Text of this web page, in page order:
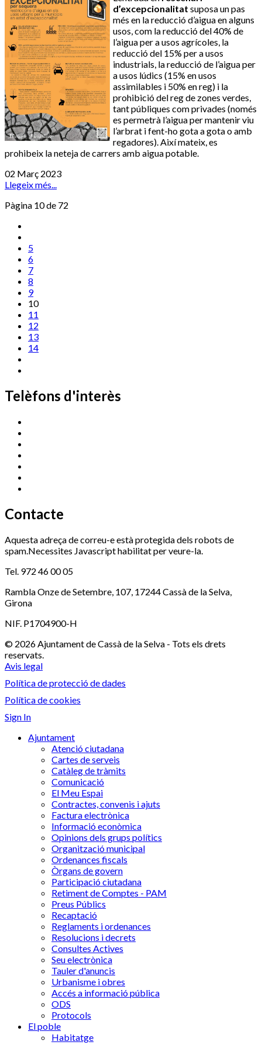
d’excepcionalitat suposa un pas
més en la reducció d’aigua en alguns
usos, com la reducció del 40% de
l’aigua per a usos agrícoles, la
reducció del 15% per a usos
industrials, la reducció de l’aigua per
a usos lúdics (15% en usos
assimilables i 50% en reg) i la
prohibició del reg de zones verdes,
tant públiques com privades (només
es permetrà l’aigua per mantenir viu
l’arbrat i fent-ho gota a gota o amb
regadores). Així mateix, es
prohibeix la neteja de carrers amb aigua potable.
02 Març 2023
Llegeix més...
Pàgina 10 de 72
5
6
7
8
9
10
11
12
13
14
Telèfons d'interès
Contacte
Aquesta adreça de correu-e està protegida dels robots de
spam.Necessites Javascript habilitat per veure-la.
Tel. 972 46 00 05
Rambla Onze de Setembre, 107, 17244 Cassà de la Selva,
Girona
NIF. P1704900-H
© 2026 Ajuntament de Cassà de la Selva - Tots els drets
reservats.
Avis legal
Política de protecció de dades
Política de cookies
Sign In
Ajuntament
Atenció ciutadana
Cartes de serveis
Catàleg de tràmits
Comunicació
El Meu Espai
Contractes, convenis i ajuts
Factura electrònica
Informació econòmica
Opinions dels grups polítics
Organització municipal
Ordenances fiscals
Òrgans de govern
Participació ciutadana
Retiment de Comptes - PAM
Preus Públics
Recaptació
Reglaments i ordenances
Resolucions i decrets
Consultes Actives
Seu electrònica
Tauler d'anuncis
Urbanisme i obres
Accés a informació pública
ODS
Protocols
El poble
Habitatge